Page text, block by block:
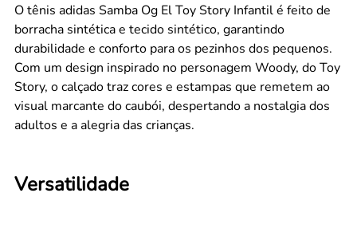
O tênis adidas Samba Og El Toy Story Infantil é feito de
borracha sintética e tecido sintético, garantindo
durabilidade e conforto para os pezinhos dos pequenos.
Com um design inspirado no personagem Woody, do Toy
Story, o calçado traz cores e estampas que remetem ao
visual marcante do caubói, despertando a nostalgia dos
adultos e a alegria das crianças.
Versatilidade